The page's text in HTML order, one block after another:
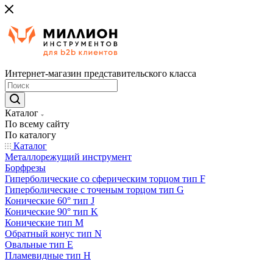
Интернет-магазин представительского класса
Каталог
По всему сайту
По каталогу
Каталог
Металлорежущий инструмент
Борфрезы
Гиперболические cо сферическим торцом тип F
Гиперболические с точеным торцом тип G
Конические 60° тип J
Конические 90° тип K
Конические тип M
Обратный конус тип N
Овальные тип E
Пламевидные тип H